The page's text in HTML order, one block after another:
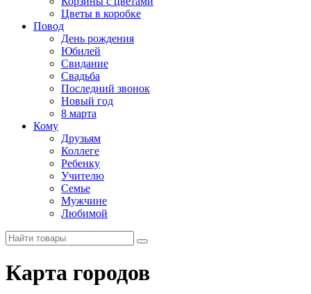
Цветы в коробке
Повод
День рождения
Юбилей
Свидание
Свадьба
Последний звонок
Новый год
8 марта
Кому
Друзьям
Коллеге
Ребенку
Учителю
Семье
Мужчине
Любимой
Карта городов